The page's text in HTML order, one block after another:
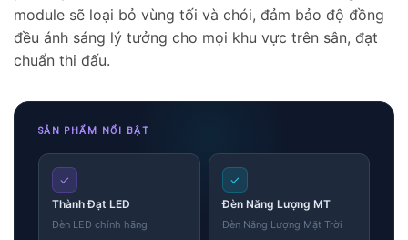
module sẽ loại bỏ vùng tối và chói, đảm bảo độ đồng
đều ánh sáng lý tưởng cho mọi khu vực trên sân, đạt
chuẩn thi đấu.
SẢN PHẨM NỔI BẬT
✓
Thành Đạt LED
Đèn LED chính hãng
✓
Đèn Năng Lượng MT
Đèn Năng Lượng Mặt Trời